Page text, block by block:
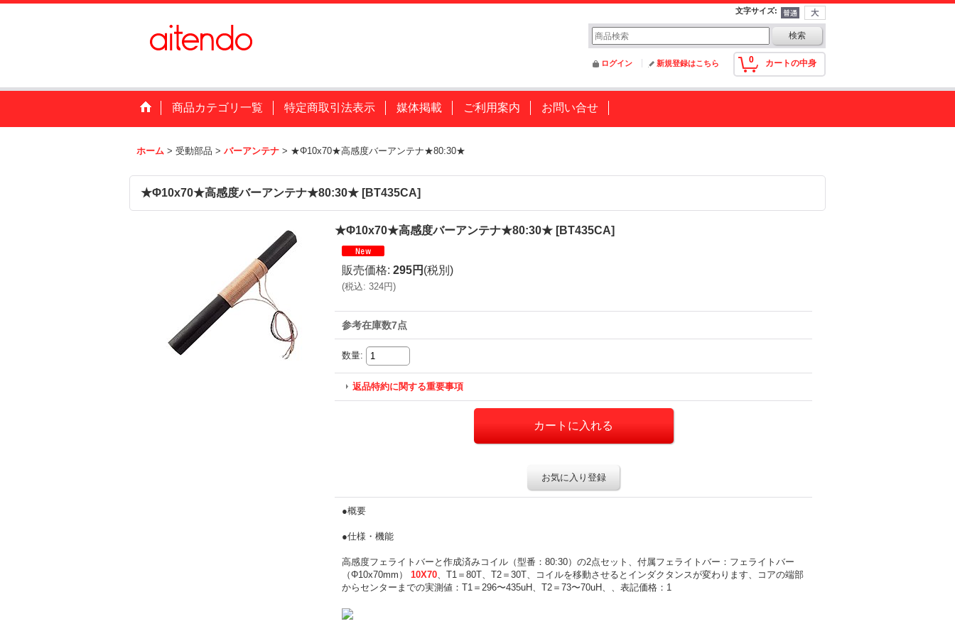
文字サイズ:
0 カートの中身
ログイン 新規登録はこちら
商品カテゴリ一覧 特定商取引法表示 媒体掲載 ご利用案内 お問い合せ
ホーム > 受動部品 > バーアンテナ > ★Φ10x70★高感度バーアンテナ★80:30★
★Φ10x70★高感度バーアンテナ★80:30★ [BT435CA]
★Φ10x70★高感度バーアンテナ★80:30★ [BT435CA]
販売価格: 295円 (税別)
(税込: 324円)
参考在庫数7点
数量:
返品特約に関する重要事項
お気に入り登録
●概要
●仕様・機能
高感度フェライトバーと作成済みコイル（型番：80:30）の2点セット、付属フェライトバー：フェライトバー
（Φ10x70mm） 10X70、T1＝80T、T2＝30T、コイルを移動させるとインダクタンスが変わります、コアの端部
からセンターまでの実測値：T1＝296〜435uH、T2＝73〜70uH、、表記価格：1